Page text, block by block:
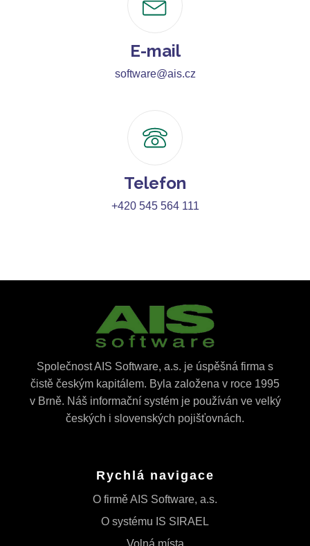
E-mail
software@ais.cz
Telefon
+420 545 564 111
Společnost AIS Software, a.s. je úspěšná firma s
čistě českým kapitálem. Byla založena v roce 1995
v Brně. Náš informační systém je používán ve velký
českých i slovenských pojišťovnách.
Rychlá navigace
O firmě AIS Software, a.s.
O systému IS SIRAEL
Volná místa